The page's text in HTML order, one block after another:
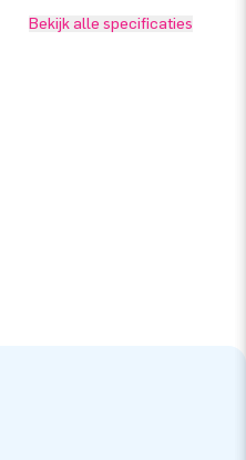
Bekijk alle specificaties